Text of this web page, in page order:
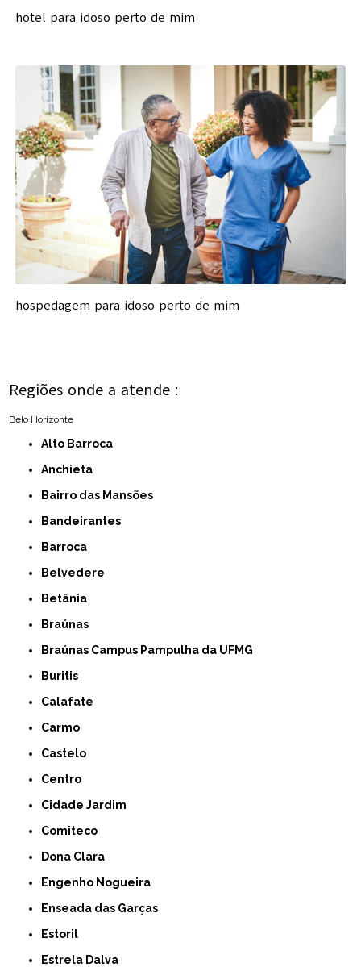
hotel para idoso perto de mim
hospedagem para idoso perto de mim
Regiões onde a atende :
Belo Horizonte
Alto Barroca
Anchieta
Bairro das Mansões
Bandeirantes
Barroca
Belvedere
Betânia
Braúnas
Braúnas Campus Pampulha da UFMG
Buritis
Calafate
Carmo
Castelo
Centro
Cidade Jardim
Comiteco
Dona Clara
Engenho Nogueira
Enseada das Garças
Estoril
Estrela Dalva